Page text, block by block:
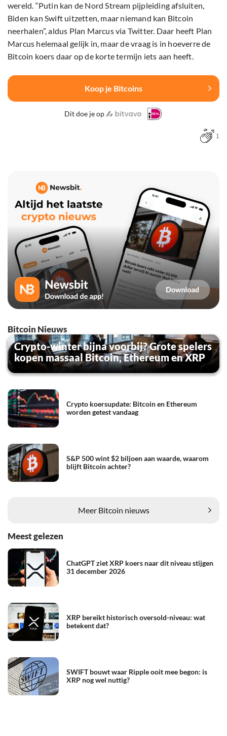
wereld. “Putin kan de Nord Stream pijpleiding afsluiten,
Biden kan Swift uitzetten, maar niemand kan Bitcoin
neerhalen”, aldus Plan Marcus via Twitter. Daar heeft Plan
Marcus helemaal gelijk in, maar de vraag is in hoeverre de
Bitcoin koers daar op de korte termijn iets aan heeft.
Koop je Bitcoins
Dit doe je op
1
Bitcoin Nieuws
Crypto-winter bijna voorbij? Grote spelers
kopen massaal Bitcoin, Ethereum en XRP
Crypto koersupdate: Bitcoin en Ethereum
worden getest vandaag
S&P 500 wint $2 biljoen aan waarde, waarom
blijft Bitcoin achter?
Meer Bitcoin nieuws
Meest gelezen
ChatGPT ziet XRP koers naar dit niveau stijgen
31 december 2026
XRP bereikt historisch oversold-niveau: wat
betekent dat?
SWIFT bouwt waar Ripple ooit mee begon: is
XRP nog wel nuttig?